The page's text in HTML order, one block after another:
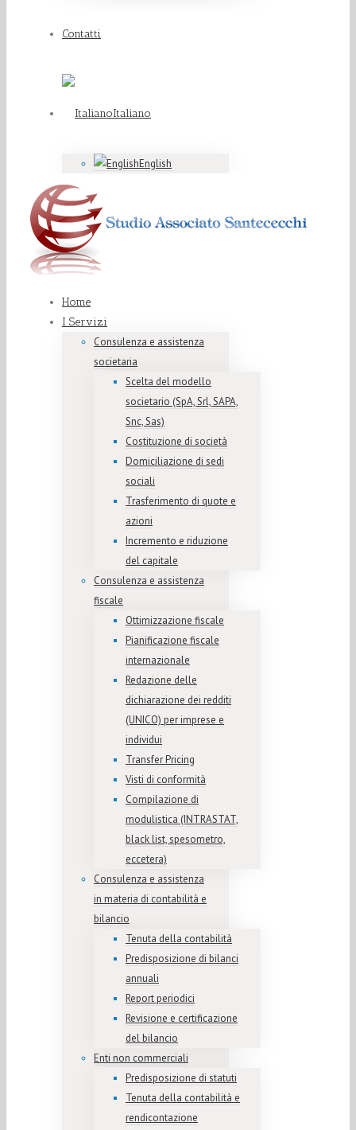
Contatti
Italiano
English
Home
I Servizi
Consulenza e assistenza
societaria
Scelta del modello
societario (SpA, Srl, SAPA,
Snc, Sas)
Costituzione di società
Domiciliazione di sedi
sociali
Trasferimento di quote e
azioni
Incremento e riduzione
del capitale
Consulenza e assistenza
fiscale
Ottimizzazione fiscale
Pianificazione fiscale
internazionale
Redazione delle
dichiarazione dei redditi
(UNICO) per imprese e
individui
Transfer Pricing
Visti di conformità
Compilazione di
modulistica (INTRASTAT,
black list, spesometro,
eccetera)
Consulenza e assistenza
in materia di contabilità e
bilancio
Tenuta della contabilità
Predisposizione di bilanci
annuali
Report periodici
Revisione e certificazione
del bilancio
Enti non commerciali
Predisposizione di statuti
Tenuta della contabilità e
rendicontazione